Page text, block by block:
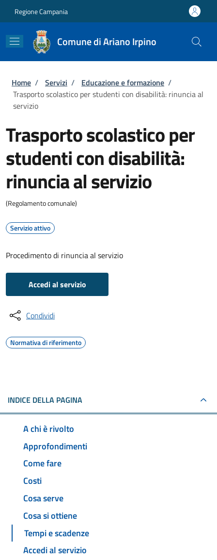
Regione Campania
Comune di Ariano Irpino
Briciole di pane
Home / Servizi / Educazione e formazione /
Trasporto scolastico per studenti con disabilità: rinuncia al
servizio
Trasporto scolastico per
studenti con disabilità:
rinuncia al servizio
(Regolamento comunale)
Servizio attivo
Procedimento di rinuncia al servizio
Accedi al servizio
Condividi
Normativa di riferimento
INDICE DELLA PAGINA
A chi è rivolto
Approfondimenti
Come fare
Costi
Cosa serve
Cosa si ottiene
Tempi e scadenze
Accedi al servizio